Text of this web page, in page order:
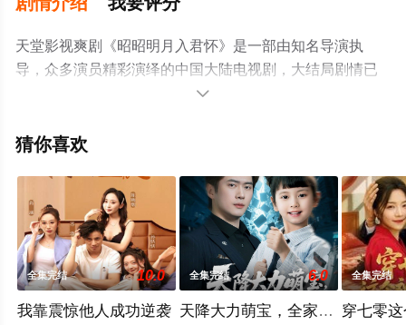
天堂影视爽剧《昭昭明月入君怀》是一部由知名导演执
导，众多演员精彩演绎的中国大陆电视剧，大结局剧情已
揭晓（更新全集），手机免费观看高清未删减完整版电视
剧、电视猫或剧情网等平台了解。

猜你喜欢
全集完结 10.0
我靠震惊他人成功逆袭
全集完结 6.0
天降大力萌宝，全家宠翻天
全集完结
穿七零